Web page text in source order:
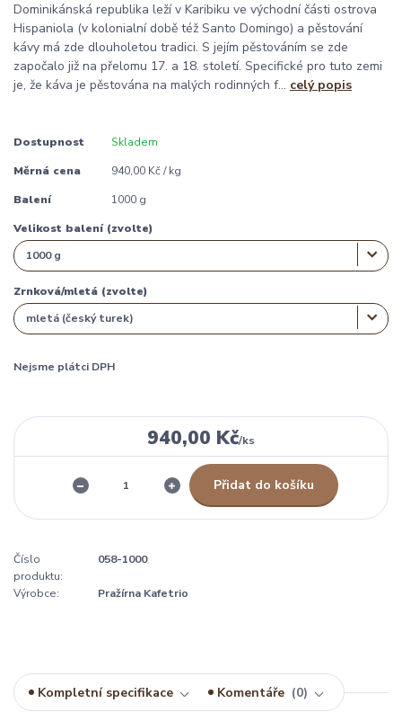
Dominikánská republika leží v Karibiku ve východní části ostrova
Hispaniola (v kolonialní době též Santo Domingo) a pěstování
kávy má zde dlouholetou tradici. S jejím pěstováním se zde
započalo již na přelomu 17. a 18. století. Specifické pro tuto zemi
je, že káva je pěstována na malých rodinných f... celý popis
Dostupnost Skladem
Měrná cena 940,00 Kč / kg
Balení 1000 g
Velikost balení (zvolte)
Zrnková/mletá (zvolte)
Nejsme plátci DPH
940,00 Kč/ks
Přidat do košíku
Číslo
produktu:
058-1000
Výrobce: Pražírna Kafetrio
Kompletní specifikace Komentáře 0